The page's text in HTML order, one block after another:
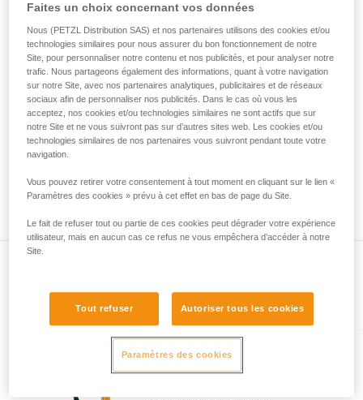
de la reproduire en autonomie.
Nous donnons des exemples de techniques
liées à votre activité. Il peut en exister d’autres
que nous ne décrivons pas ici.
de connexion de l'appareil.
• Évaluez la possibilité que le mousqueton se mette en
mauvaise position et la stabilité de cette mauvaise position.
• Vérifiez les risques d'interférence entre les éléments du
système et la bague du mousqueton.
Remarque
Pour les appareils munis d'une bague souple de maintien du
mousqueton (ZIGZAG, PIRANA...), refaites un test de
la bague souple peut avoir été déformée par le premier
mousqueton et ne plus maintenir correctement le second.
Présent dans l'article
Faites un choix concernant vos données
Nous (PETZL Distribution SAS) et nos partenaires utilisons des cookies et/ou
technologies similaires pour nous assurer du bon fonctionnement de notre
Site, pour personnaliser notre contenu et nos publicités, et pour analyser notre
trafic. Nous partageons également des informations, quant à votre navigation
sur notre Site, avec nos partenaires analytiques, publicitaires et de réseaux
sociaux afin de personnaliser nos publicités. Dans le cas où vous les
acceptez, nos cookies et/ou technologies similaires ne sont actifs que sur
notre Site et ne vous suivront pas sur d’autres sites web. Les cookies et/ou
technologies similaires de nos partenaires vous suivront pendant toute votre
navigation.
Vous pouvez retirer votre consentement à tout moment en cliquant sur le lien «
Paramètres des cookies » prévu à cet effet en bas de page du Site.
Le fait de refuser tout ou partie de ces cookies peut dégrader votre expérience
utilisateur, mais en aucun cas ce refus ne vous empêchera d’accéder à notre
Site.
Tout refuser Autoriser tous les cookies
Paramètres des cookies